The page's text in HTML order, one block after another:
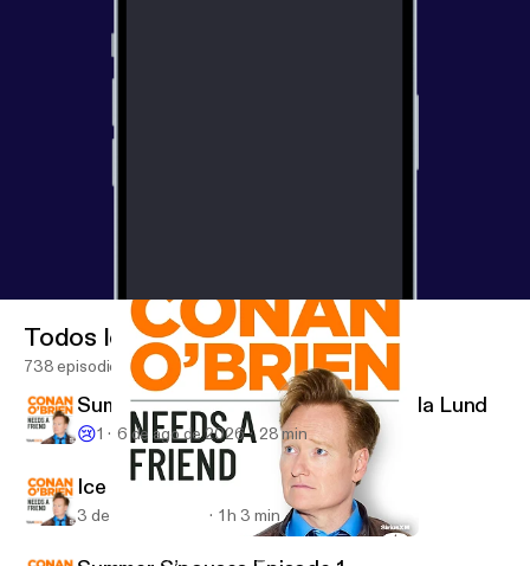
Conan O’Brien Needs A Friend
Todos los episodios
738 episodios
Summer S’pouses Episode 2: Amanda Lund
😢1 6 de ago de 2026 28 min
Ice Cube
3 de ago de 2026 1 h 3 min